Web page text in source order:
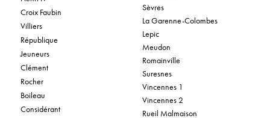
Croix Faubin
Villiers
République
Jeuneurs
Clément
Rocher
Boileau
Considérant
Sèvres
La Garenne-Colombes
Lepic
Meudon
Romainville
Suresnes
Vincennes 1
Vincennes 2
Rueil Malmaison